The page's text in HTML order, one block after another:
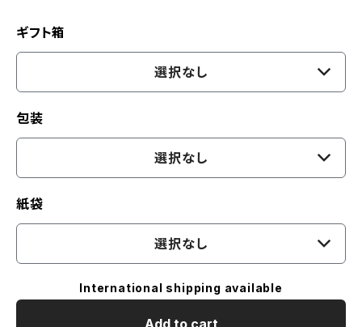
ギフト箱
選択なし
包装
選択なし
紙袋
選択なし
International shipping available
Add to cart